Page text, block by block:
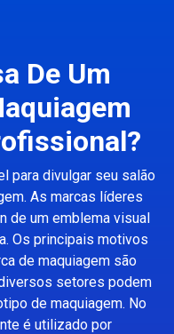
De Um
para divulgar seu salão
As marcas líderes
de um emblema visual
Os principais motivos
de maquiagem são
setores podem
de maquiagem. No
é utilizado por